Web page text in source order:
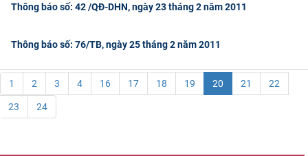
Thông báo số: 42 /QĐ-DHN, ngày 23 tháng 2 năm 2011
Thông báo số: 76/TB, ngày 25 tháng 2 năm 2011
1 2 3 4 16 17 18 19 20 21 22
23 24